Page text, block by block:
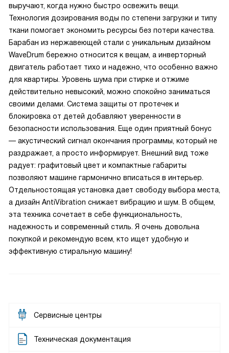
выручают, когда нужно быстро освежить вещи.
Технология дозирования воды по степени загрузки и типу
ткани помогает экономить ресурсы без потери качества.
Барабан из нержавеющей стали с уникальным дизайном
WaveDrum бережно относится к вещам, а инверторный
двигатель работает тихо и надежно, что особенно важно
для квартиры. Уровень шума при стирке и отжиме
действительно невысокий, можно спокойно заниматься
своими делами. Система защиты от протечек и
блокировка от детей добавляют уверенности в
безопасности использования. Еще один приятный бонус
— акустический сигнал окончания программы, который не
раздражает, а просто информирует. Внешний вид тоже
радует: графитовый цвет и компактные габариты
позволяют машине гармонично вписаться в интерьер.
Отдельностоящая установка дает свободу выбора места,
а дизайн AntiVibration снижает вибрацию и шум. В общем,
эта техника сочетает в себе функциональность,
надежность и современный стиль. Я очень довольна
покупкой и рекомендую всем, кто ищет удобную и
эффективную стиральную машину!
Сервисные центры
Техническая документация